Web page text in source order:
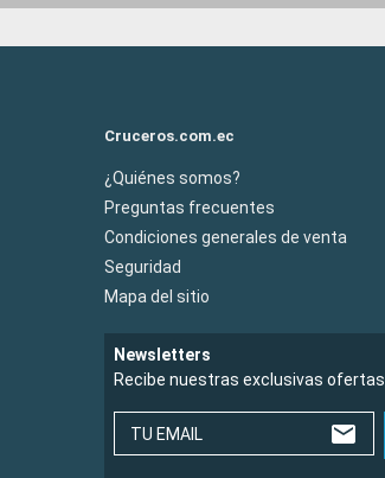
Cruceros.com.ec
¿Quiénes somos?
Preguntas frecuentes
Condiciones generales de venta
Seguridad
Mapa del sitio
Newsletters
Recibe nuestras exclusivas ofertas
TU EMAIL